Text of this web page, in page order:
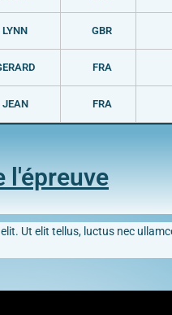
LYNN GBR
FRA
JEAN FRA
l'épreuve
Ut elit tellus, luctus nec